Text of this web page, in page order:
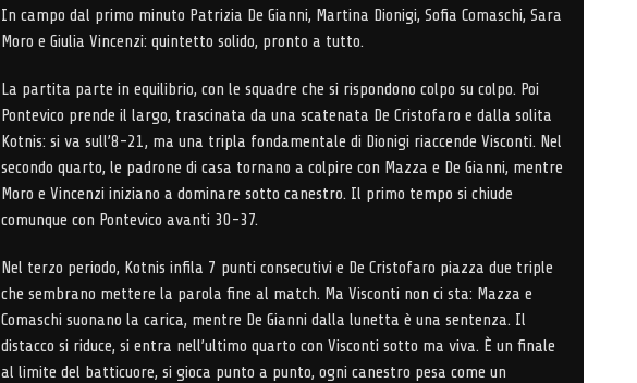
In campo dal primo minuto Patrizia De Gianni, Martina Dionigi, Sofia Comaschi, Sara
Moro e Giulia Vincenzi: quintetto solido, pronto a tutto.
La partita parte in equilibrio, con le squadre che si rispondono colpo su colpo. Poi
Pontevico prende il largo, trascinata da una scatenata De Cristofaro e dalla solita
Kotnis: si va sull’8-21, ma una tripla fondamentale di Dionigi riaccende Visconti. Nel
secondo quarto, le padrone di casa tornano a colpire con Mazza e De Gianni, mentre
Moro e Vincenzi iniziano a dominare sotto canestro. Il primo tempo si chiude
comunque con Pontevico avanti 30-37.
Nel terzo periodo, Kotnis infila 7 punti consecutivi e De Cristofaro piazza due triple
che sembrano mettere la parola fine al match. Ma Visconti non ci sta: Mazza e
Comaschi suonano la carica, mentre De Gianni dalla lunetta è una sentenza. Il
distacco si riduce, si entra nell’ultimo quarto con Visconti sotto ma viva. È un finale
al limite del batticuore, si gioca punto a punto, ogni canestro pesa come un